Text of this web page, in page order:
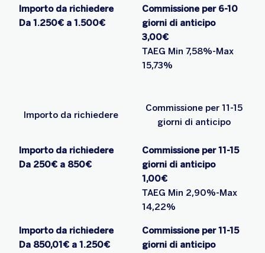
Importo da richiedere
Da 1.250€ a 1.500€
Commissione per 6-10
giorni di anticipo
3,00€
TAEG Min 7,58%-Max
15,73%
Importo da richiedere
Commissione per 11-15
giorni di anticipo
Importo da richiedere
Da 250€ a 850€
Commissione per 11-15
giorni di anticipo
1,00€
TAEG Min 2,90%-Max
14,22%
Importo da richiedere
Da 850,01€ a 1.250€
Commissione per 11-15
giorni di anticipo